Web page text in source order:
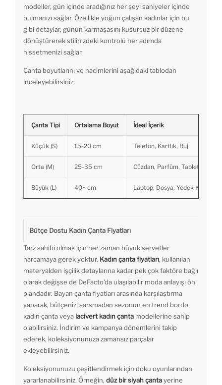
modeller, gün içinde aradığınız her şeyi saniyeler içinde
bulmanızı sağlar. Özellikle yoğun çalışan kadınlar için bu
gibi detaylar, günün karmaşasını kusursuz bir düzene
dönüştürerek stilinizdeki kontrolü her adımda
hissetmenizi sağlar.
Çanta boyutlarını ve hacimlerini aşağıdaki tablodan
inceleyebilirsiniz:
Çanta Tipi Ortalama Boyut İdeal İçerik
Küçük (S) 15-20 cm Telefon, Kartlık, Ruj
Orta (M) 25-35 cm Cüzdan, Parfüm, Tablet
Büyük (L) 40+ cm Laptop, Dosya, Yedek Kıyafet
Bütçe Dostu Kadın Çanta Fiyatları
Tarz sahibi olmak için her zaman büyük servetler
harcamaya gerek yoktur. Kadın çanta fiyatları, kullanılan
materyalden işçilik detaylarına kadar pek çok faktöre bağlı
olarak değişse de DeFacto’da ulaşılabilir moda anlayışı ön
plandadır. Bayan çanta fiyatları arasında karşılaştırma
yaparak, bütçenizi sarsmadan sezonun en trend bordo
kadın çanta veya lacivert kadın çanta modellerine sahip
olabilirsiniz. İndirim ve kampanya dönemlerini takip
ederek, koleksiyonunuza zamansız parçalar
ekleyebilirsiniz.
Koleksiyonunuzu çeşitlendirmek için doku oyunlarından
yararlanabilirsiniz. Örneğin, düz bir siyah çantayerine